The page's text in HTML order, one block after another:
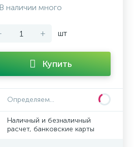
В наличии много
+ шт
Купить
Определяем...
Наличный и безналичный
расчет, банковские карты